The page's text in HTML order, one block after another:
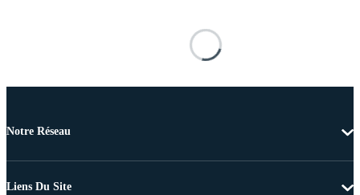
Notre Réseau
Liens Du Site